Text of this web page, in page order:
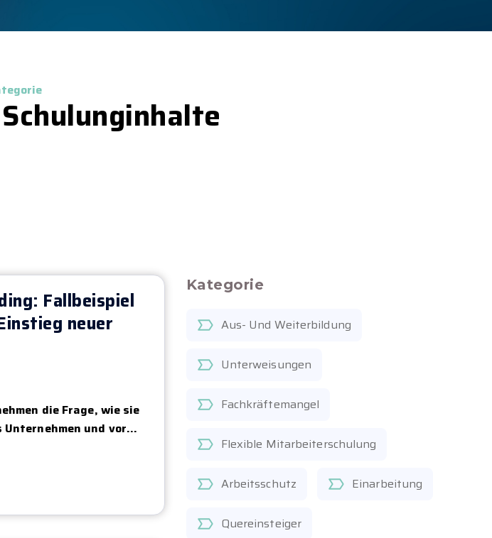
Kategorie
Aus- Und Weiterbildung
Unterweisungen
Fachkräftemangel
Flexible Mitarbeiterschulung
Arbeitsschutz Einarbeitung
Quereinsteiger
Fallbeispiel
neuer
die Frage, wie sie
und vor...